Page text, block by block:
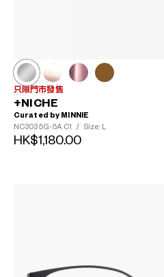
只限門市發售
+NICHE
Curated by MINNIE
NC3035G-5A C1 / Size: L
HK$1,180.00